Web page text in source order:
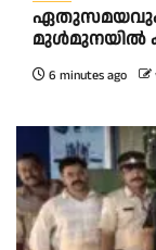
ഏതുസമയവും
മുൾമുനയിൽ
6 minutes ago